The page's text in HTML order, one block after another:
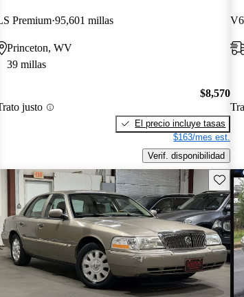
Premium 95,601 millas
Princeton, WV
39 millas
justo
$8,570
El precio incluye tasas
$163/mes est.
Verif. disponibilidad
este Aviso